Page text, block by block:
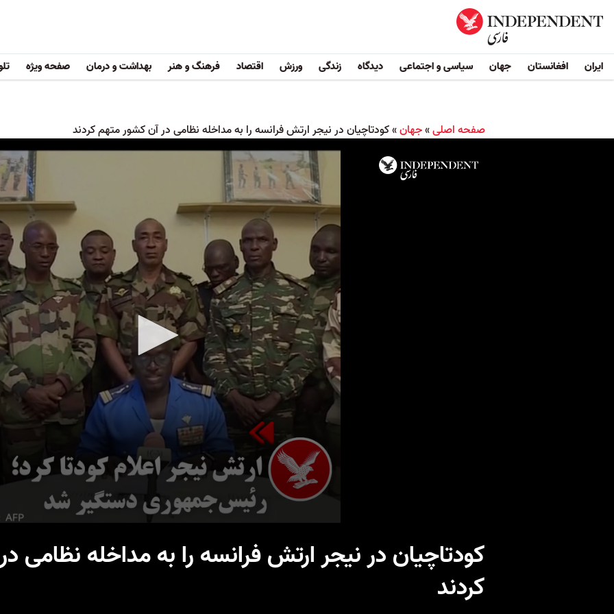
ایران افغانستان جهان سیاسی و اجتماعی دیدگاه زندگی ورزش اقتصاد فرهنگ و هنر بهداشت و درمان صفحه ویژه
صفحه اصلی»جهان»کودتاچیان در نیجر ارتش فرانسه را به مداخله نظامی در آن کشور متهم کردند
کودتاچیان در نیجر ارتش فرانسه را به مداخله نظامی
کردند